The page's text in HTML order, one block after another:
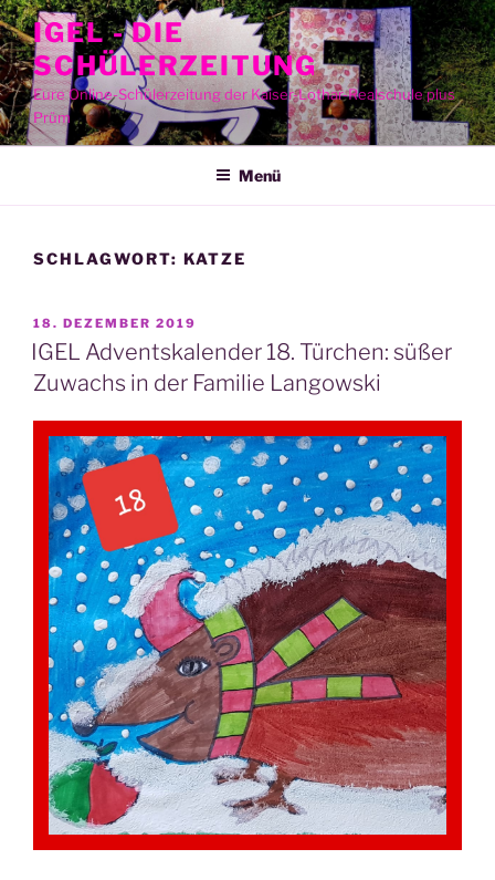
Zum
Inhalt
springen
IGEL - DIE
SCHÜLERZEITUNG
Eure Online-Schülerzeitung der Kaiser-Lothar-Realschule plus
Prüm
Menü
SCHLAGWORT: KATZE
VERÖFFENTLICHT
AM
18. DEZEMBER 2019
IGEL Adventskalender 18. Türchen: süßer
Zuwachs in der Familie Langowski